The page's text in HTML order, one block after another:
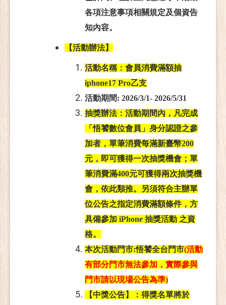
各項注意事項相關規定及個資告
知內容。
【活動辦法】
活動名稱：會員消費滿額抽
iphone17 Pro乙支
活動期間: 2026/3/1- 2026/5/31
抽獎辦法：活動期間內，凡完成
「悟饕數位會員」身分認證之參
加者，單筆消費每滿新臺幣200
元，即可獲得一次抽獎機會；單
筆消費滿400元可獲得兩次抽獎機
會，依此類推。另須符合主辦單
位公告之指定消費滿額條件，方
具備參加 iPhone 抽獎活動 之資
格。
本次活動門市:悟饕全台門市(活動
有部分門市無法參加，實際參與
門市請以現場公告為準)
【中獎公告】：得獎名單將於